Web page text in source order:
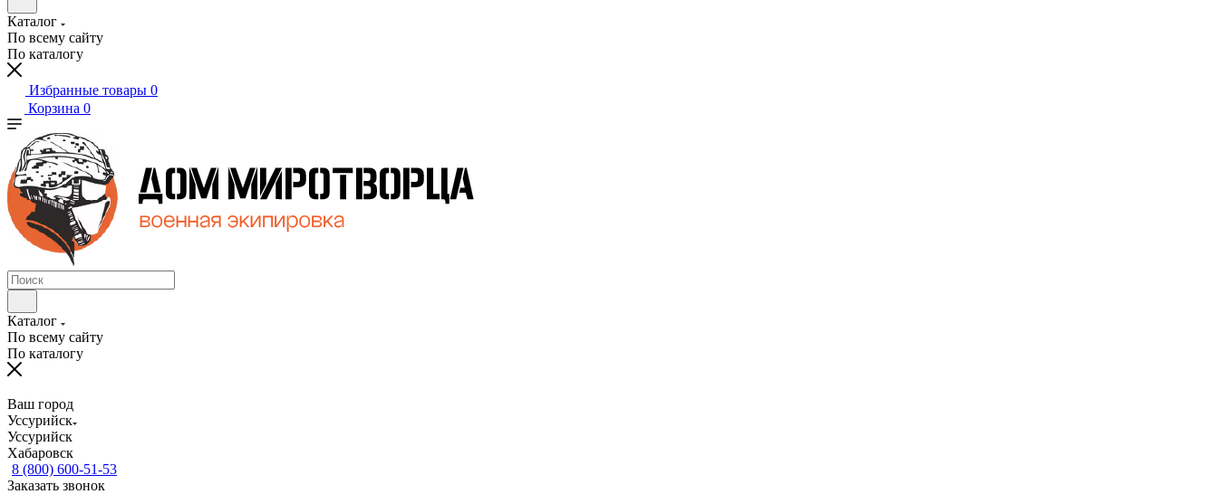
Каталог
По всему сайту
По каталогу
Избранные товары 0
Корзина 0
Каталог
По всему сайту
По каталогу
Ваш город
Уссурийск
Уссурийск
Хабаровск
8 (800) 600-51-53
Заказать звонок